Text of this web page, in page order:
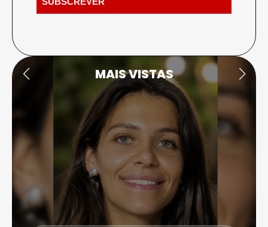
MAIS VISTAS